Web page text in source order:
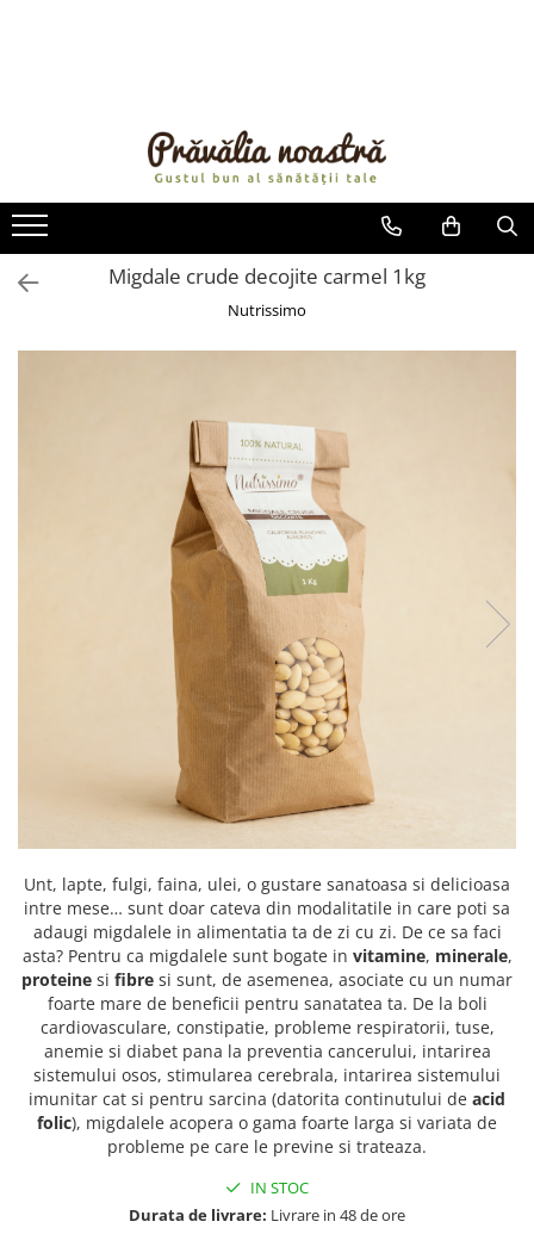
ULEIURI ȘI UNTURI
MĂSLINE
NUCI ȘI SEMINȚE
FRUCTE DESHIDRATATE
FRUCTE LA CONSERVĂ
BĂUTURI / LAPTE VEGETAL
CREME ȘI PASTE TARTINABILE
CIOCOLATĂ ȘI CACAO
PRODUSE ECO / ORGANICE
COSMETICE
REMEDII NATURISTE
TOATE PRODUSELE
Migdale crude decojite carmel 1kg
Nutrissimo
Unt, lapte, fulgi, faina, ulei, o gustare sanatoasa si delicioasa
intre mese… sunt doar cateva din modalitatile in care poti sa
adaugi migdalele in alimentatia ta de zi cu zi. De ce sa faci
asta? Pentru ca migdalele sunt bogate in vitamine, minerale,
proteine si fibre si sunt, de asemenea, asociate cu un numar
foarte mare de beneficii pentru sanatatea ta. De la boli
cardiovasculare, constipatie, probleme respiratorii, tuse,
anemie si diabet pana la preventia cancerului, intarirea
sistemului osos, stimularea cerebrala, intarirea sistemului
imunitar cat si pentru sarcina (datorita continutului de acid
folic), migdalele acopera o gama foarte larga si variata de
probleme pe care le previne si trateaza.
IN STOC
Durata de livrare: Livrare in 48 de ore